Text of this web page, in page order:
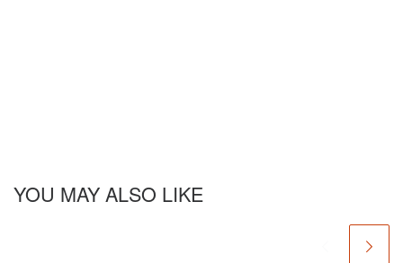
YOU MAY ALSO LIKE